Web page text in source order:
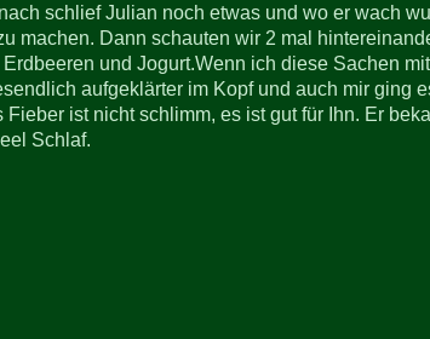
schlief Julian noch etwas und wo er wach
machen. Dann schauten wir 2 mal
und Jogurt.Wenn ich diese Sachen
aufgeklärter im Kopf und auch mir ging
ist nicht schlimm, es ist gut für Ihn. Er
Schlaf.